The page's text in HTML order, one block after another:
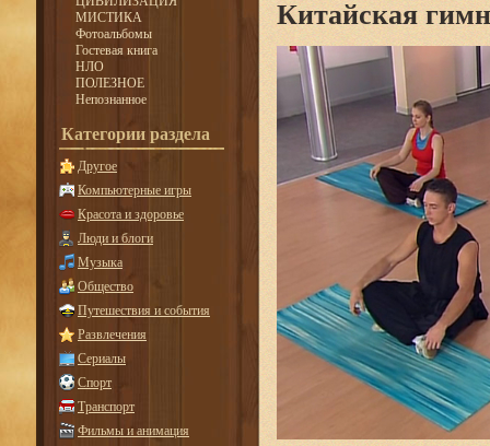
МИСТИКА
Фотоальбомы
Гостевая книга
НЛО
ПОЛЕЗНОЕ
Непознанное
Категории раздела
Другое
Компьютерные игры
Красота и здоровье
Люди и блоги
Музыка
Общество
Путешествия и события
Развлечения
Сериалы
Спорт
Транспорт
Фильмы и анимация
Китайская